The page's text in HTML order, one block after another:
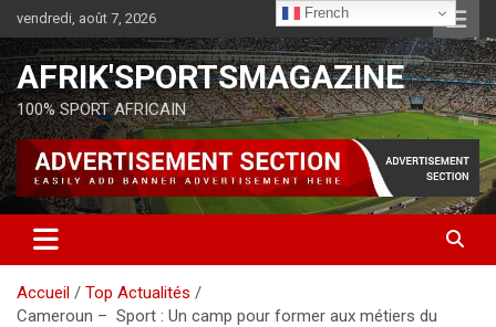
vendredi, août 7, 2026
AFRIK'SPORTSMAGAZINE
100% SPORT AFRICAIN
Accueil
Top Actualités
Cameroun – Sport : Un camp pour former aux métiers du
French